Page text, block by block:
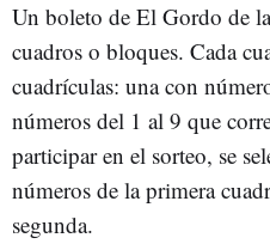
Un boleto de El Gordo de
cuadros o bloques. Cada
cuadrículas: una con
números del 1 al 9 que
participar en el sorteo, se
números de la primera
segunda.